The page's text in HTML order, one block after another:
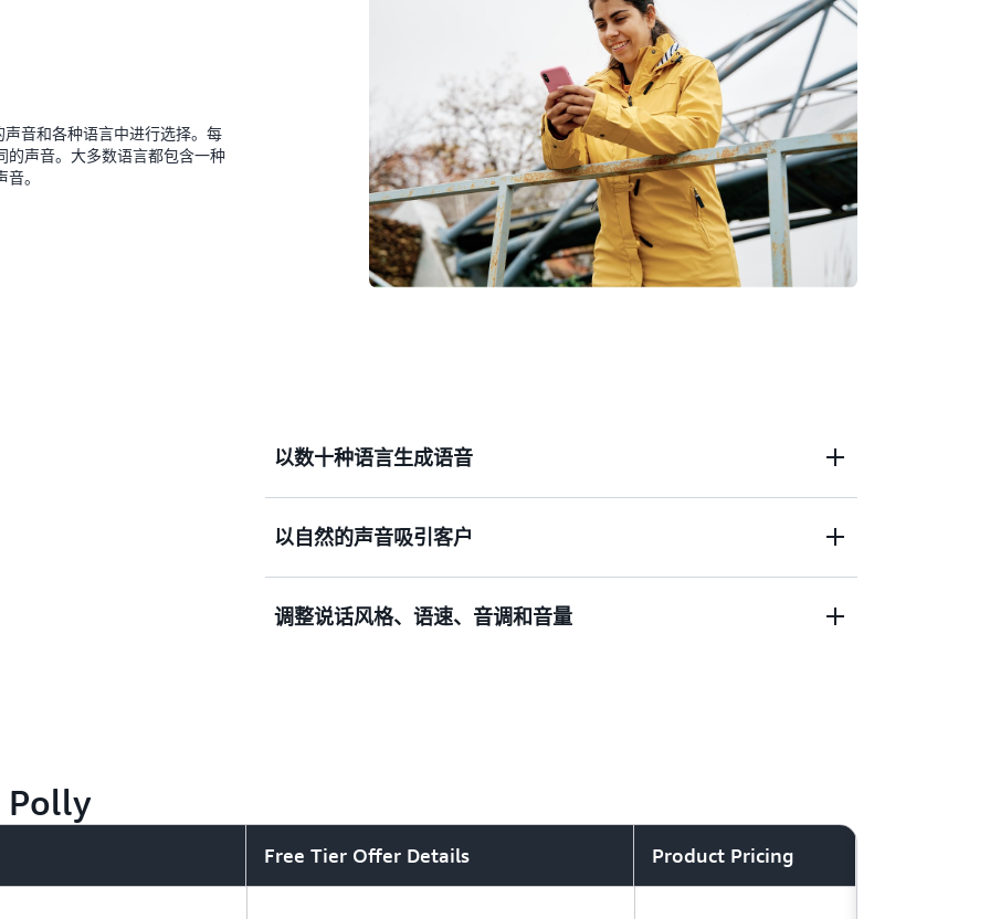
音和各种语言中进行选择。每
的声音。大多数语言都包含一种
。
以数十种语言生成语音
在拥有全球受众的应用程序中添加语音，例如 RSS 源、网站或视频。
以自然的声音吸引客户
存储并重放 Amazon Polly 语音输出，以便在交互式或自动语音响应系
调整说话风格、语速、音调和音量
Polly
Free Tier Offer Details Product Pricing